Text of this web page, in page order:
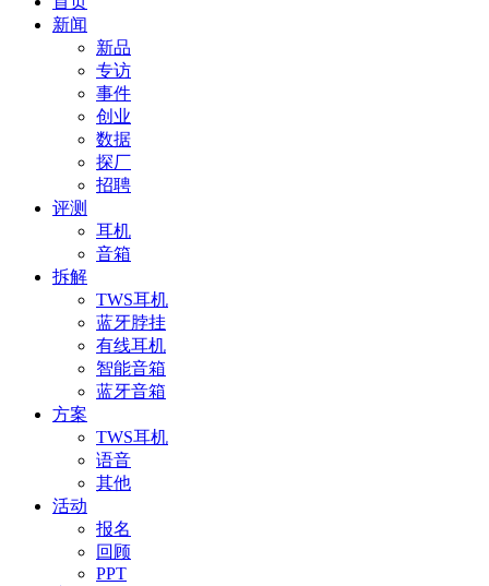
新闻
新品
专访
事件
创业
数据
探厂
招聘
评测
耳机
音箱
拆解
TWS耳机
蓝牙脖挂
有线耳机
智能音箱
蓝牙音箱
方案
TWS耳机
语音
其他
活动
报名
回顾
PPT